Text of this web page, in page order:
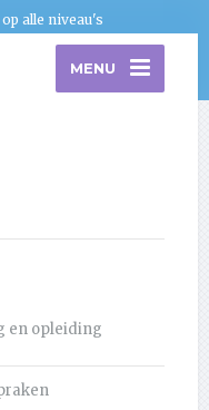
alle niveau's
MENU
en opleiding